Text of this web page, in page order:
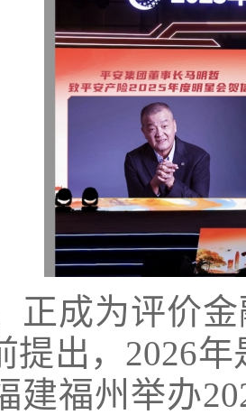
成为评价金
提出，2026
建福州举办